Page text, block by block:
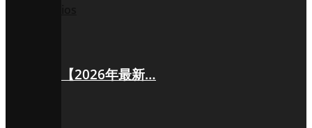
【2026年最新…